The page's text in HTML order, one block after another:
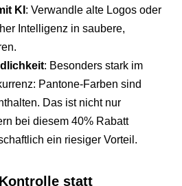
KI : Verwandle alte Logos oder
Intelligenz in saubere,
: Besonders stark im
Pantone-Farben sind
Das ist nicht nur
bei diesem 40% Rabatt
ein riesiger Vorteil.
statt